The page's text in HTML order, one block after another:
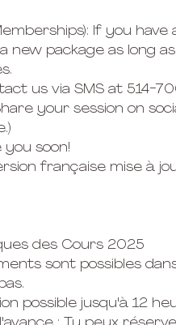
If you
new package as long
us via SMS at 514-
your session on
you soon!
française mise à
des Cours 2025
sont possibles
possible jusqu'à 12